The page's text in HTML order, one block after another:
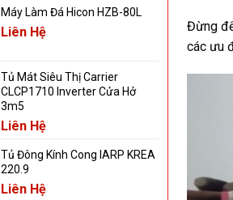
Máy Làm Đá Hicon HZB-80L
Liên Hệ
Tủ Mát Siêu Thị Carrier
CLCP1710 Inverter Cửa Hở
3m5
Liên Hệ
Tủ Đông Kính Cong IARP KREA
220.9
Liên Hệ
Đừng
các ưu